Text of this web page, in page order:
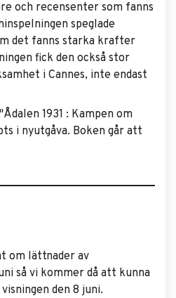
och recensenter som fanns
speglade
det fanns starka krafter
fick den också stor
i Cannes, inte endast
1931 : Kampen om
i nyutgåva. Boken går att
om lättnader av
så vi kommer då att kunna
den 8 juni.